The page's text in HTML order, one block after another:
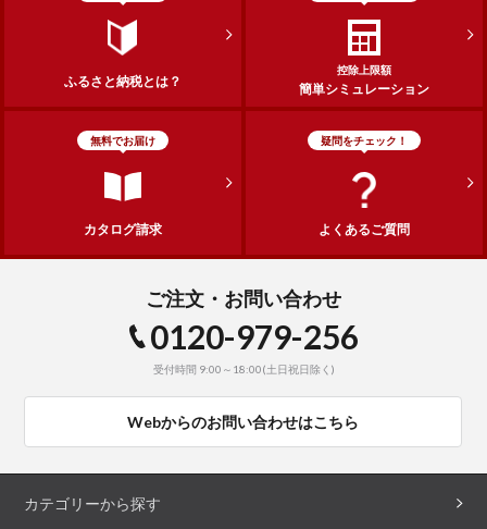
ふるさと納税とは？
控除上限額
簡単シミュレーション
無料でお届け
カタログ請求
疑問をチェック！
よくあるご質問
ご注文・お問い合わせ
0120-979-256
受付時間 9:00～18:00(土日祝日除く)
Webからのお問い合わせはこちら
カテゴリーから探す